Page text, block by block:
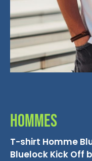
Hommes
T-shirt Homme
Bluelock Kick Off